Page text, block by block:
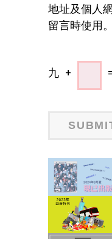
地址及個人
留言時使用。
九 +